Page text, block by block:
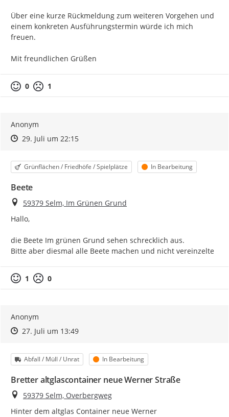
Über eine kurze Rückmeldung zum weiteren Vorgehen und
einem konkreten Ausführungstermin würde ich mich
freuen.
Mit freundlichen Grüßen
0 1
Anonym
Zeitpunkt des Erstellens
Zeitpunkt des Erstellens
29. Juli um 22:15Zur Äußerung
Kategorie
Grünflächen / Friedhöfe / Spielplätze Status
In Bearbeitung
Beete
Ort
59379 Selm, Im Grünen Grund
Hallo,
die Beete Im grünen Grund sehen schrecklich aus.
Bitte aber diesmal alle Beete machen und nicht vereinzelte
1 0
Anonym
Zeitpunkt des Erstellens
Zeitpunkt des Erstellens
27. Juli um 13:49Zur Äußerung
Kategorie
Abfall / Müll / Unrat Status
In Bearbeitung
Bretter altglascontainer neue Werner Straße
Ort
59379 Selm, Overbergweg
Hinter dem altglas Container neue Werner